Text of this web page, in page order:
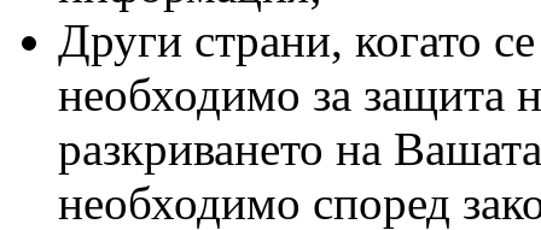
Други страни, когато
необходимо за защита
разкриването на
необходимо според